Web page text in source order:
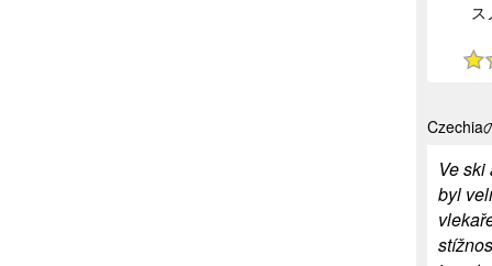
ス
Czechia
Ve
byl